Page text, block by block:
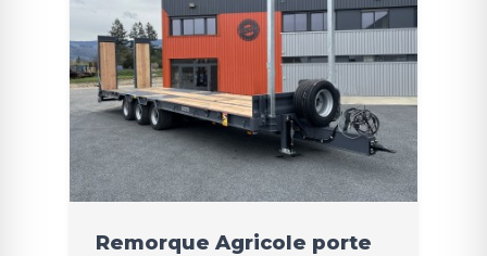
Remorque Agricole porte